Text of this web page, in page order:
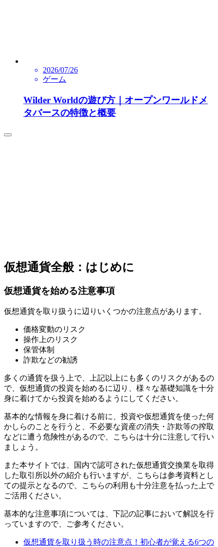
2026/07/26
ゲーム
Wilder Worldの遊び方｜オープンワールドメ
タバースの特徴と概要
仮想通貨全般：はじめに
仮想通貨を始める注意事項
仮想通貨を取り扱うに辺りいくつかの注意点があります。
価格変動のリスク
操作上のリスク
保管体制
詐欺などの勧誘
多くの通貨を扱う上で、上記以上にも多くのリスクがあるの
で、仮想通貨の投資を始めるに辺り、様々な基礎知識を十分
身に着けてから投資を始めるようにしてください。
基本的な情報を身に着ける前に、投資や仮想通貨を使った何
かしらのことを行うと、不必要な資産の消失・詐欺等の搾取
などに遭う危険性があるので、こちらは十分に注意して行い
ましょう。
また本サイトでは、国内で認可された仮想通貨交換業を取得
した取引所以外の紹介も行いますが、こちらは参考資料とし
ての提示となるので、こちらの利用も十分注意を払った上で
ご活用ください。
基本的な注意事項については、下記の記事において解説を行
っていますので、ご参考ください。
仮想通貨を取り扱う時の注意点！初心者が覚える6つの